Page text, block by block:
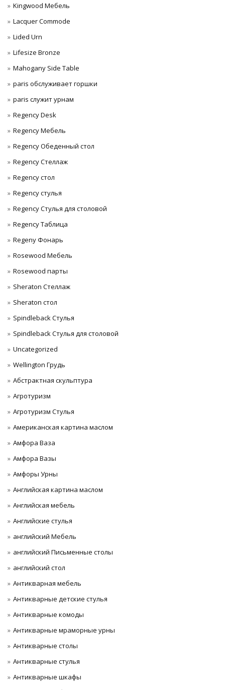
Kingwood Мебель
Lacquer Commode
Lided Urn
Lifesize Bronze
Mahogany Side Table
paris обслуживает горшки
paris служит урнам
Regency Desk
Regency Мебель
Regency Обеденный стол
Regency Стеллаж
Regency стол
Regency стулья
Regency Стулья для столовой
Regency Таблица
Regeny Фонарь
Rosewood Мебель
Rosewood парты
Sheraton Стеллаж
Sheraton стол
Spindleback Стулья
Spindleback Стулья для столовой
Uncategorized
Wellington Грудь
Абстрактная скульптура
Агротуризм
Агротуризм Стулья
Американская картина маслом
Амфора Ваза
Амфора Вазы
Амфоры Урны
Английская картина маслом
Английская мебель
Английские стулья
английский Мебель
английский Письменные столы
английский стол
Антикварная мебель
Антикварные детские стулья
Антикварные комоды
Антикварные мраморные урны
Антикварные столы
Антикварные стулья
Антикварные шкафы